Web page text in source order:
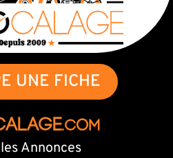
UNE FICHE
.com
Annonces